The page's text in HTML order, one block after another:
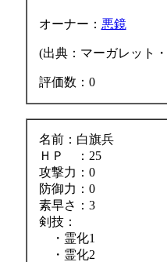
オーナー： 悪鏡
(出典：マーガレット
評価数：0
名前：白旗兵
ＨＰ ：25
攻撃力：0
防御力：0
素早さ：3
剣技：
・霊化1
・霊化2